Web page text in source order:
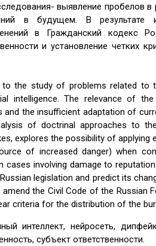
выявление пробелов в
в будущем. В результате
в Гражданский кодекс
и установление четких
the study of problems related to
intelligence. The relevance of
the insufficient adaptation of
of doctrinal approaches to
explores the possibility of applying
of increased danger) when
cases involving damage to
legislation and predict its
the Civil Code of the Russian
criteria for the distribution of the
интеллект, нейросеть,
субъект ответственности.